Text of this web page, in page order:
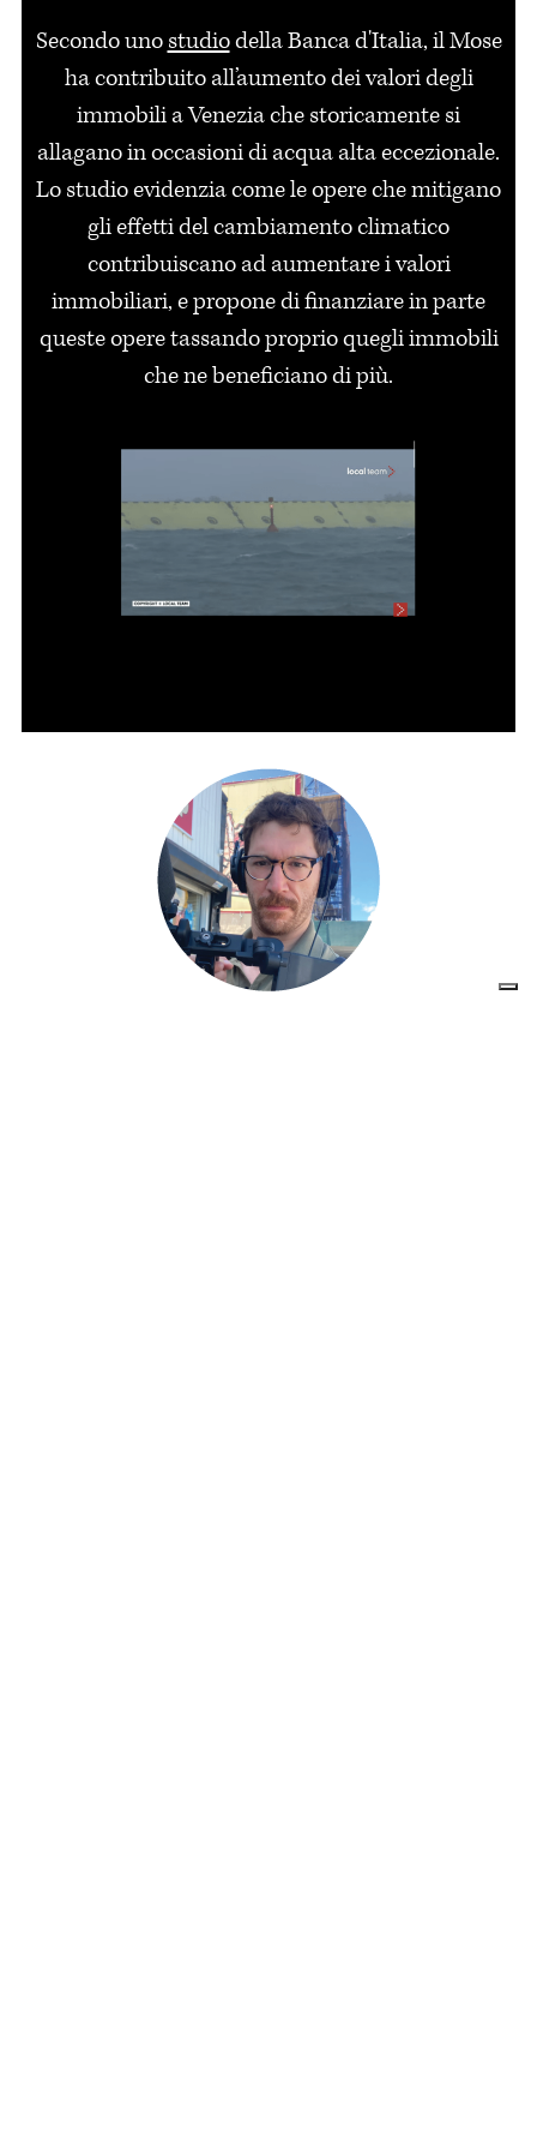
Secondo unostudiodella Banca d'Italia, il Mose
ha contribuito all’aumento dei valori degli
immobili a Venezia che storicamente si
allagano in occasioni di acqua alta eccezionale.
Lo studio evidenzia come le opere che mitigano
gli effetti del cambiamento climatico
contribuiscano ad aumentare i valori
immobiliari, e propone di finanziare in parte
queste opere tassando proprio quegli immobili
che ne beneficiano di più.